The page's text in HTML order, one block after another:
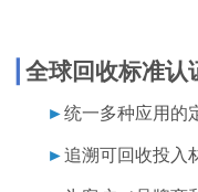
全球回收标准认
►统一多种应用的
►追溯可回收投入